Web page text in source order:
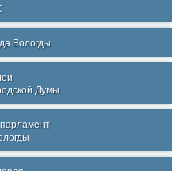
Вологды
Думы